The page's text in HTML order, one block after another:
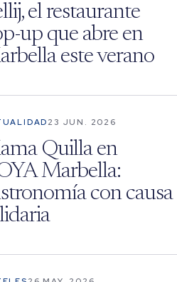
el restaurante
up que abre en
este verano
23 JUN. 2026
Quilla en
Marbella:
con causa